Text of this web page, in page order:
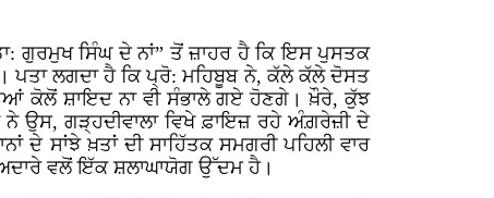
ਗੁਰਮੁਖ ਸਿੰਘ ਦੇ ਨਾਂ” ਤੋਂ ਜ਼ਾਹਰ ਹੈ ਕਿ ਇਸ ਪੁਸਤਕ
ਪਤਾ ਲਗਦਾ ਹੈ ਕਿ ਪ੍ਰੋ: ਮਹਿਬੂਬ ਨੇ, ਕੱਲੇ ਕੱਲੇ ਦੋਸਤ
ਕੋਲੋਂ ਸ਼ਾਇਦ ਨਾ ਵੀ ਸੰਭਾਲੇ ਗਏ ਹੋਣਗੇ। ਖ਼ੌਰੇ, ਕੁੱਝ
ਉਸ, ਗੜ੍ਹਦੀਵਾਲਾ ਵਿਖੇ ਫ਼ਾਇਜ਼ ਰਹੇ ਅੰਗ਼ਰੇਜ਼ੀ ਦੇ
ਸਾਂਝੇ ਖ਼ਤਾਂ ਦੀ ਸਾਹਿੱਤਕ ਸਮਗਰੀ ਪਹਿਲੀ ਵਾਰ
ਵਲੋਂ ਇੱਕ ਸ਼ਲਾਘਾਯੋਗ ਉੱਦਮ ਹੈ।